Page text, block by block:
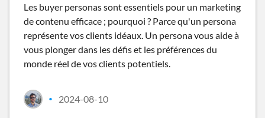
Les buyer personas sont essentiels pour un marketing
de contenu efficace ; pourquoi ? Parce qu'un persona
représente vos clients idéaux. Un persona vous aide à
vous plonger dans les défis et les préférences du
monde réel de vos clients potentiels.
• 2024-08-10